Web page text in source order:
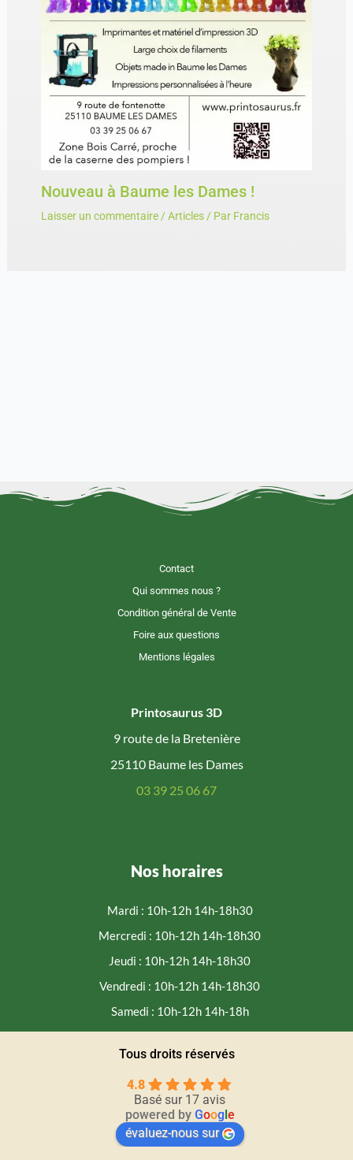
Nouveau à Baume les Dames !
Laisser un commentaire /Articles/ Par Francis
Contact
Qui sommes nous ?
Condition général de Vente
Foire aux questions
Mentions légales
Printosaurus 3D
9 route de la Bretenière
25110 Baume les Dames
03 39 25 06 67
Nos horaires
Mardi : 10h-12h 14h-18h30
Mercredi : 10h-12h 14h-18h30
Jeudi : 10h-12h 14h-18h30
Vendredi : 10h-12h 14h-18h30
Samedi : 10h-12h 14h-18h
Tous droits réservés
4.8
Basé sur 17 avis
powered by Googl e
évaluez-nous sur